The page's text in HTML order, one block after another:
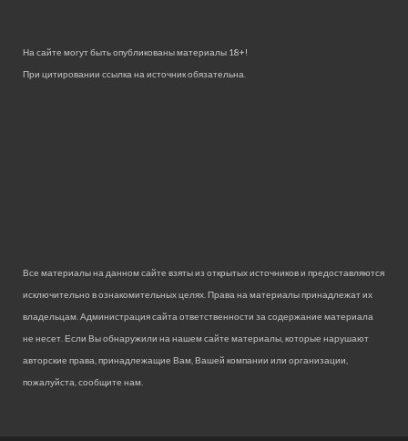
На сайте могут быть опубликованы материалы 18+!
При цитировании ссылка на источник обязательна.
Все материалы на данном сайте взяты из открытых источников и предоставляются
исключительно в ознакомительных целях. Права на материалы принадлежат их
владельцам. Администрация сайта ответственности за содержание материала
не несет. Если Вы обнаружили на нашем сайте материалы, которые нарушают
авторские права, принадлежащие Вам, Вашей компании или организации,
пожалуйста, сообщите нам.